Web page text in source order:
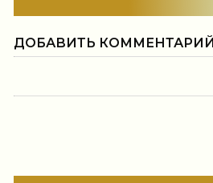
ДОБАВИТЬ КОММЕНТАРИЙ